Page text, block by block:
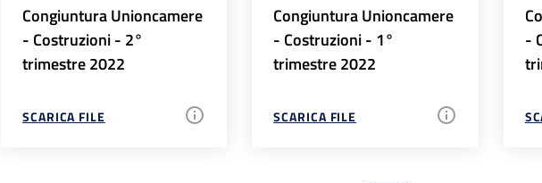
Congiuntura Unioncamere
- Costruzioni - 2°
trimestre 2022
SCARICA FILE
Congiuntura Unioncamere
- Costruzioni - 1°
trimestre 2022
SCARICA FILE
-